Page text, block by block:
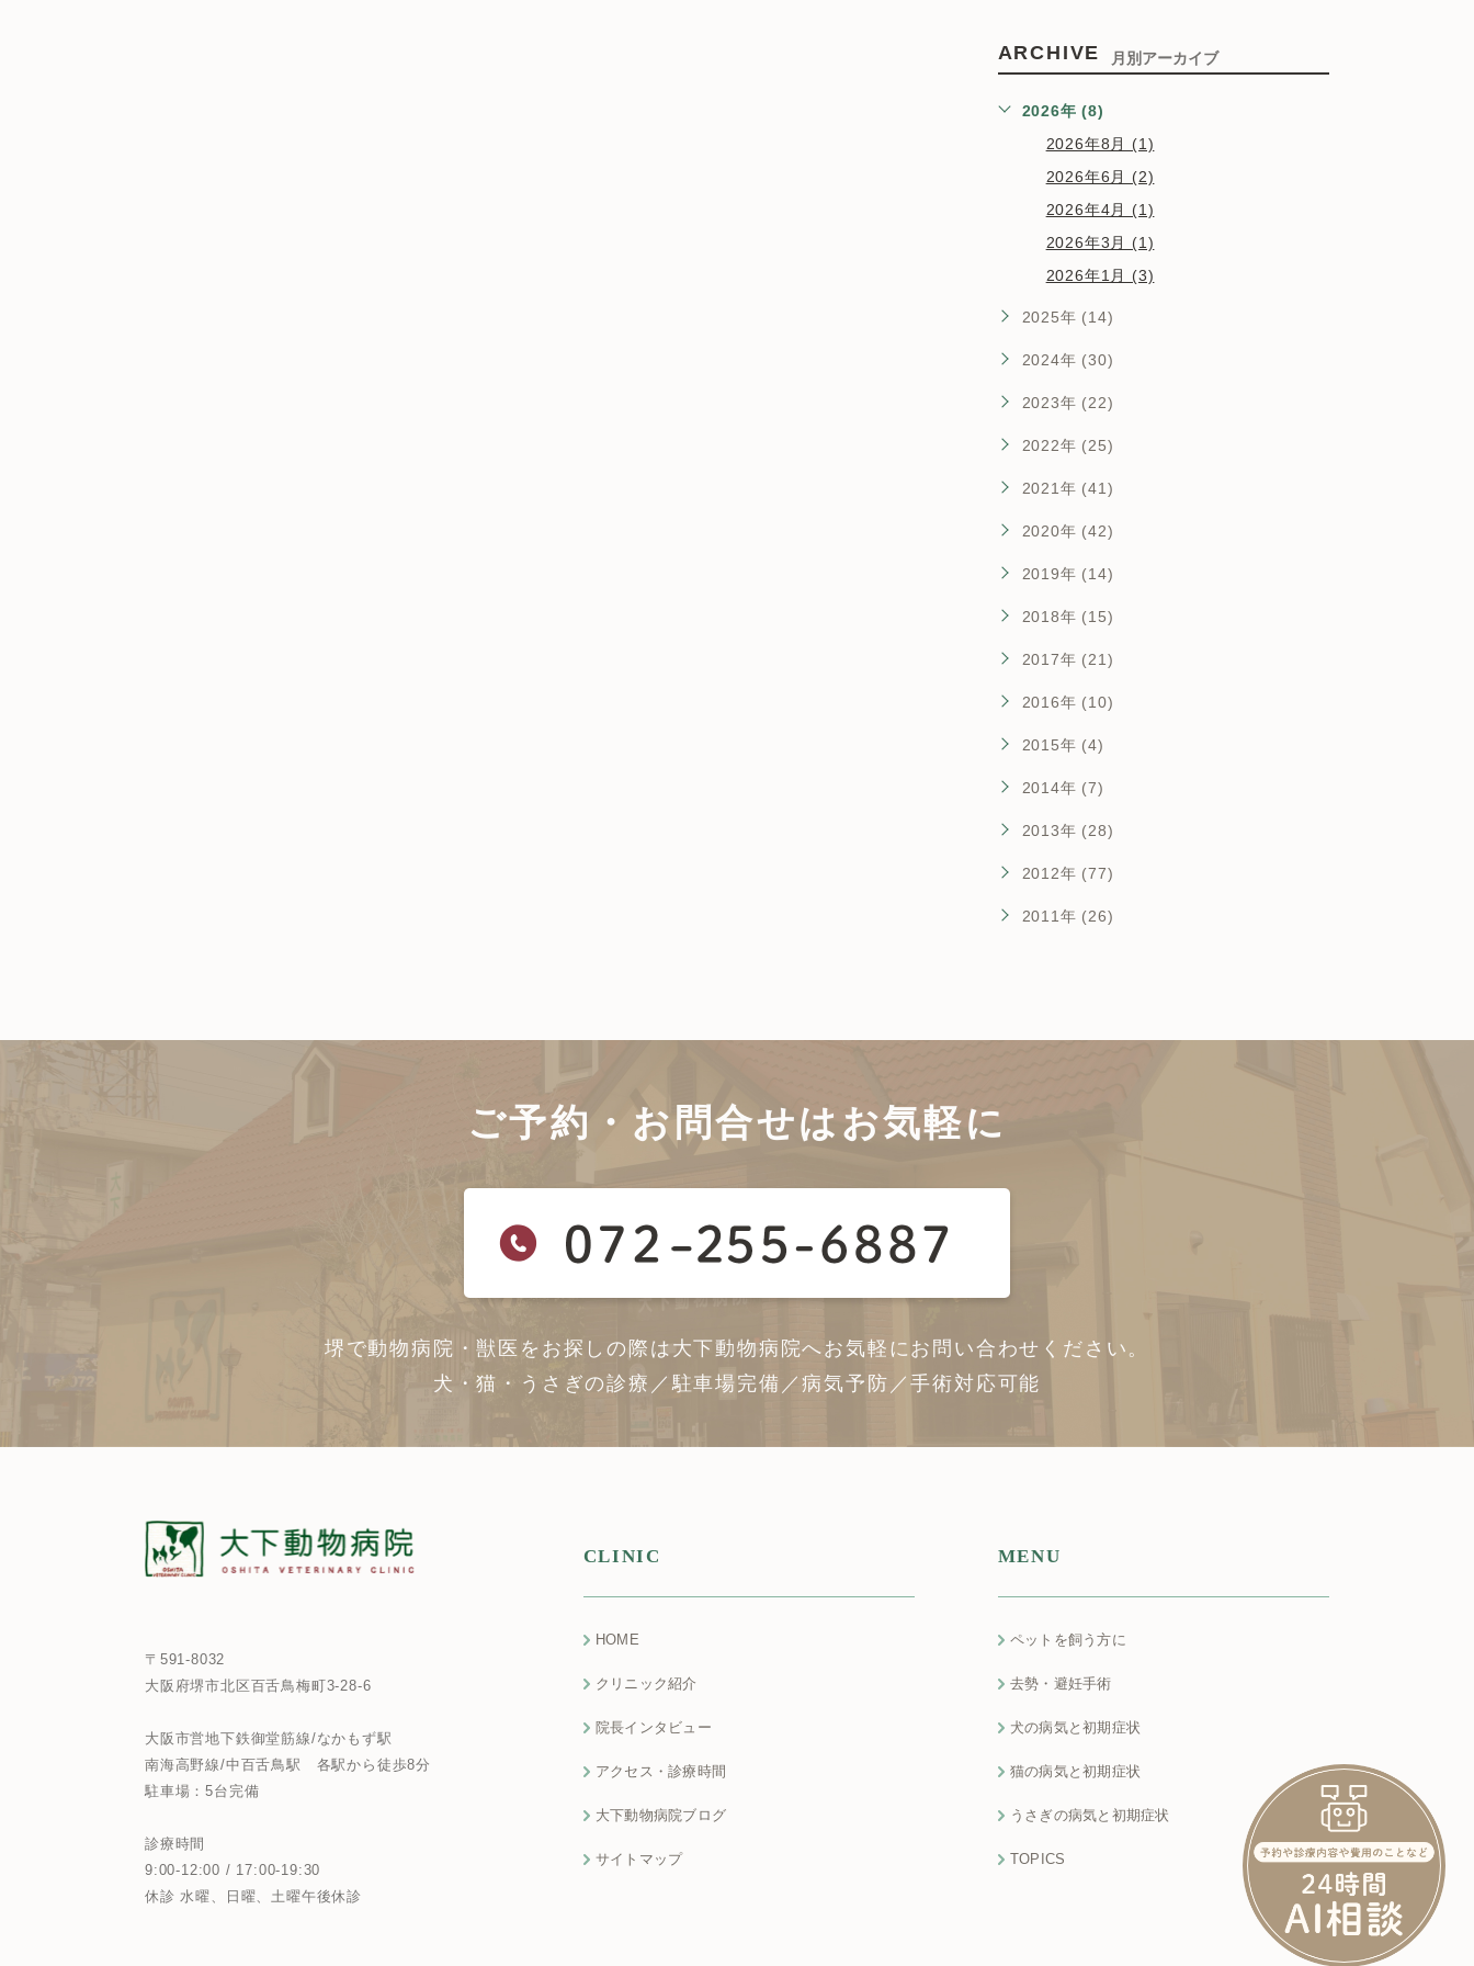
ARCHIVE 月別アーカイブ
2026年 (8)
2026年8月 (1)
2026年6月 (2)
2026年4月 (1)
2026年3月 (1)
2026年1月 (3)
2025年 (14)
2024年 (30)
2023年 (22)
2022年 (25)
2021年 (41)
2020年 (42)
2019年 (14)
2018年 (15)
2017年 (21)
2016年 (10)
2015年 (4)
2014年 (7)
2013年 (28)
2012年 (77)
2011年 (26)
ご予約・お問合せは お気軽に
堺で動物病院・獣医をお探しの際は大下動物病院へお気軽にお問い合わせください。
犬・猫・うさぎの診療／駐車場完備／病気予防／手術対応可能
〒591-8032
大阪府堺市北区百舌鳥梅町3-28-6
大阪市営地下鉄御堂筋線/なかもず駅
南海高野線/中百舌鳥駅 各駅から徒歩8分
駐車場：5台完備
診療時間
9:00-12:00 / 17:00-19:30
休診 水曜、日曜、土曜午後休診
CLINIC
HOME
クリニック紹介
院長インタビュー
アクセス・診療時間
大下動物病院ブログ
サイトマップ
MENU
ペットを飼う方に
去勢・避妊手術
犬の病気と初期症状
猫の病気と初期症状
うさぎの病気と初期症状
TOPICS